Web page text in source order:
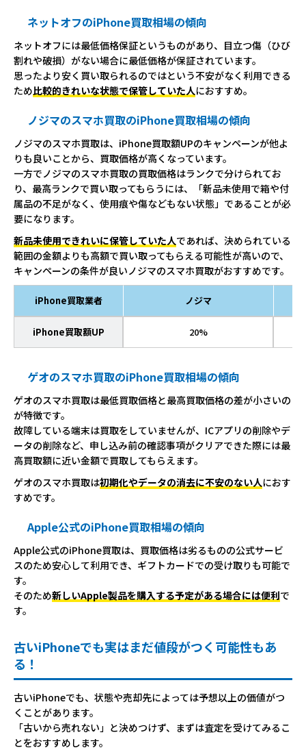
ネットオフのiPhone買取相場の傾向
ネットオフには最低価格保証というものがあり、目立つ傷（ひび
割れや破損）がない場合に最低価格が保証されています。
思ったより安く買い取られるのではという不安がなく利用できる
ため比較的きれいな状態で保管していた人におすすめ。
ノジマのスマホ買取のiPhone買取相場の傾向
ノジマのスマホ買取は、iPhone買取額UPのキャンペーンが他よ
りも良いことから、買取価格が高くなっています。
一方でノジマのスマホ買取の買取価格はランクで分けられてお
り、最高ランクで買い取ってもらうには、「新品未使用で箱や付
属品の不足がなく、使用痕や傷などもない状態」であることが必
要になります。
新品未使用できれいに保管していた人であれば、決められている
範囲の金額よりも高額で買い取ってもらえる可能性が高いので、
キャンペーンの条件が良いノジマのスマホ買取がおすすめです。
iPhone買取業者 ノジマ
iPhone買取額UP 20%
ゲオのスマホ買取のiPhone買取相場の傾向
ゲオのスマホ買取は最低買取価格と最高買取価格の差が小さいの
が特徴です。
故障している端末は買取をしていませんが、ICアプリの削除やデ
ータの削除など、申し込み前の確認事項がクリアできた際には最
高買取額に近い金額で買取してもらえます。
ゲオのスマホ買取は初期化やデータの消去に不安のない人におす
すめです。
Apple公式のiPhone買取相場の傾向
Apple公式のiPhone買取は、買取価格は劣るものの公式サービ
スのため安心して利用でき、ギフトカードでの受け取りも可能で
す。
そのため新しいApple製品を購入する予定がある場合には便利で
す。
古いiPhoneでも実はまだ値段がつく可能性もあ
る！
古いiPhoneでも、状態や売却先によっては予想以上の価値がつ
くことがあります。
「古いから売れない」と決めつけず、まずは査定を受けてみるこ
とをおすすめします。